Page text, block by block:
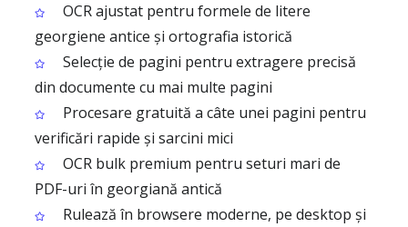
OCR ajustat pentru formele de litere
georgiene antice și ortografia istorică
Selecție de pagini pentru extragere precisă
din documente cu mai multe pagini
Procesare gratuită a câte unei pagini pentru
verificări rapide și sarcini mici
OCR bulk premium pentru seturi mari de
PDF-uri în georgiană antică
Rulează în browsere moderne, pe desktop și